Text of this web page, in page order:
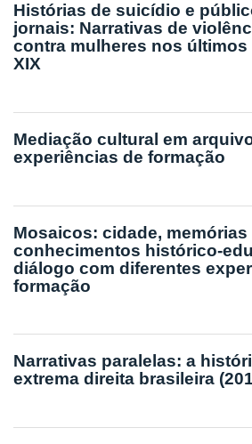
Histórias de suicídio e
jornais: Narrativas de
contra mulheres nos
XIX
Mediação cultural em
experiências de formação
Mosaicos: cidade,
conhecimentos histórico-
diálogo com diferentes
formação
Narrativas paralelas: a
extrema direita brasileira